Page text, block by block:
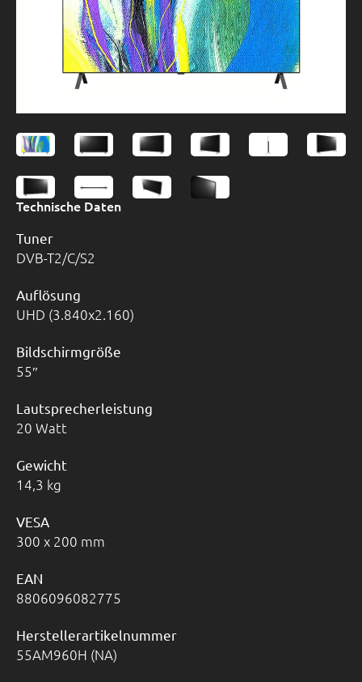
Technische Daten
Tuner
DVB-T2/C/S2
Auflösung
UHD (3.840x2.160)
Bildschirmgröße
55
Lautsprecherleistung
20 Watt
Gewicht
14,3 kg
VESA
300 x 200 mm
EAN
8806096082775
Herstellerartikelnummer
55AM960H (NA)